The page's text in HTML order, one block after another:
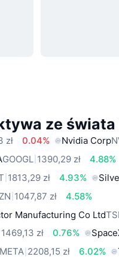
ze
zł 0.04% Nvidia Corp
GOOGL 1390,29 zł 4.88%
1813,29 zł 4.93%
1047,87 zł
4.58%
Manufacturing Co Ltd
1469,13 zł 0.76%
META 2208,15 zł 6.02%